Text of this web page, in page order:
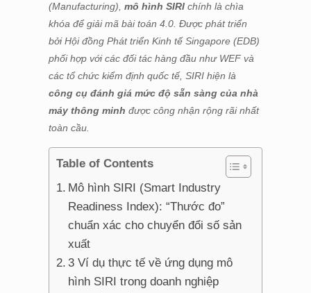
(Manufacturing), mô hình SIRIchính là chìa
khóa để giải mã bài toán 4.0. Được phát triển
bởi Hội đồng Phát triển Kinh tế Singapore (EDB)
phối hợp với các đối tác hàng đầu như WEF và
các tổ chức kiểm định quốc tế, SIRI hiện là
công cụ đánh giá mức độ sẵn sàng của nhà
máy thông minh được công nhận rộng rãi nhất
toàn cầu.
Table of Contents
Mô hình SIRI (Smart Industry
Readiness Index): “Thước đo”
chuẩn xác cho chuyển đổi số sản
xuất
3 Ví dụ thực tế về ứng dụng mô
hình SIRI trong doanh nghiệp